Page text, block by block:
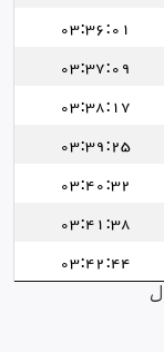
03:36:01
03:37:09
03:38:17
03:39:25
03:40:32
03:41:38
03:42:44